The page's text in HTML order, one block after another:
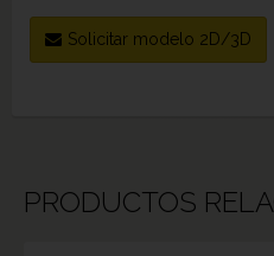
Solicitar modelo 2D/3D
PRODUCTOS